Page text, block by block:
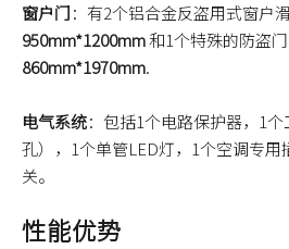
窗户门：有2个铝合金反盗用式窗户
950mm*1200mm和1个特殊的防盗
860mm*1970mm.
电气系统：包括1个电路保护器，1
孔），1个单管LED灯，1个空调专
关。
性能优势